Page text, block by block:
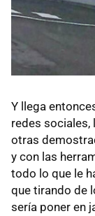
Y llega
redes
otras
y con las
todo lo que le
que tirando de
sería poner en